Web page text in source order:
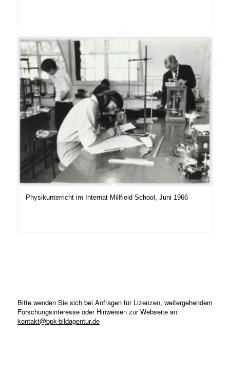
Physikunterricht im Internat Millfield School, Juni 1966
Bitte wenden Sie sich bei Anfragen für Lizenzen, weitergehendem
Forschungsinteresse oder Hinweisen zur Webseite an:
kontakt@bpk-bildagentur.de